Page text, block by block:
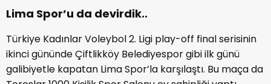
Lima Spor’u da devirdik..
Türkiye Kadınlar Voleybol 2. Ligi play-off final serisinin
ikinci gününde Çiftlikköy Belediyespor gibi ilk günü
galibiyetle kapatan Lima Spor’la karşılaştı. Bu maça da